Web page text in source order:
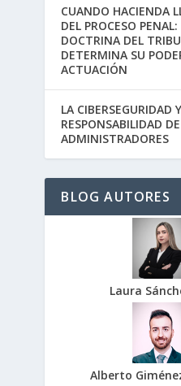
CUANDO HACIENDA
DEL PROCESO
DOCTRINA DEL
DETERMINA SU
ACTUACIÓN
LA CIBERSEGURIDAD
RESPONSABILIDAD
ADMINISTRADORES
BLOG AUTORES
Laura
Alberto